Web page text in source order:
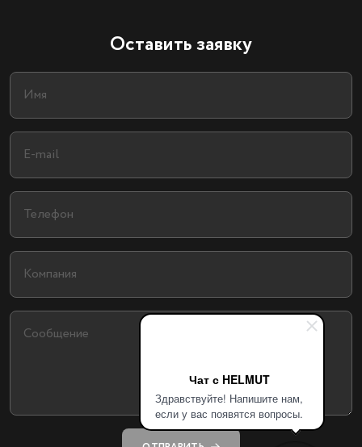
Чат с HELMUT
Здравствуйте! Напишите нам,
если у вас появятся вопросы.
Оставить заявку